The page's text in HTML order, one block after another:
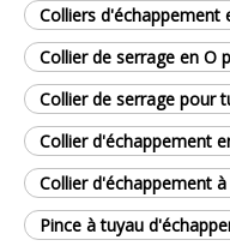
Colliers d'échappement
Collier de serrage en O
Collier de serrage pour
Collier d'échappement
Collier d'échappement
Pince à tuyau